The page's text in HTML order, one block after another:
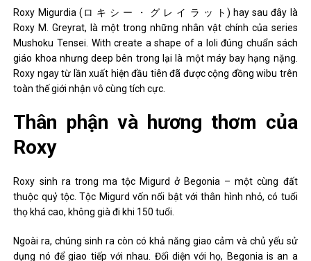
Roxy Migurdia (ロ キ シ ー ・ グ レ イ ラ ッ ト) hay sau đây là
Roxy M. Greyrat, là một trong những nhân vật chính của series
Mushoku Tensei. With create a shape of a loli đúng chuẩn sách
giáo khoa nhưng deep bên trong lại là một máy bay hạng nặng.
Roxy ngay từ lần xuất hiện đầu tiên đã được cộng đồng wibu trên
toàn thế giới nhận vô cùng tích cực.
Thân phận và hương thơm của
Roxy
Roxy sinh ra trong ma tộc Migurd ở Begonia – một cùng đất
thuộc quỷ tộc. Tộc Migurd vốn nổi bật với thân hình nhỏ, có tuổi
thọ khá cao, không già đi khi 150 tuổi.
Ngoài ra, chúng sinh ra còn có khả năng giao cảm và chủ yếu sử
dụng nó để giao tiếp với nhau. Đối diện với họ, Begonia is an a